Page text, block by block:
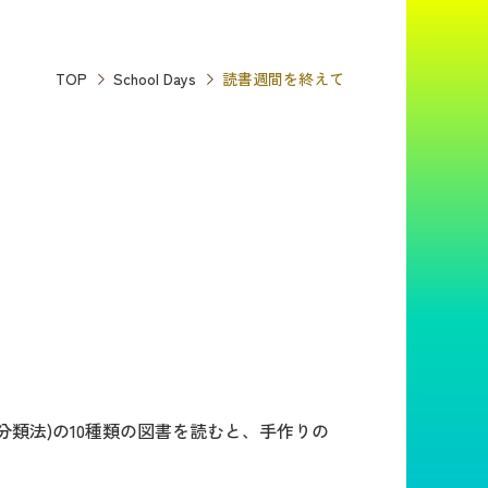
TOP School Days 読書週間を終えて
法)の10種類の図書を読むと、手作りの